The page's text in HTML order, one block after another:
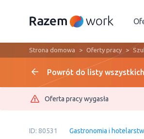
Strona domowa Oferty pracy
Powrót do listy
Oferta pracy wygasła
ID: 80531 Gastronomia i